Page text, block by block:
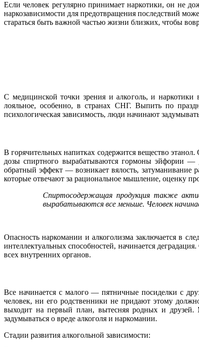
Если человек регулярно принимает наркотики, он не
наркозависимости для предотвращения последствий
стараться быть важной частью жизни близких, чтобы
С медицинской точки зрения и алкоголь, и
лояльное, особенно, в странах СНГ. Выпить по
психологическая зависимость, люди начинают
В горячительных напитках содержится вещество
дозы спиртного вырабатываются гормоны эйфории —
обратный эффект — возникает вялость, затуманивание
которые отвечают за рациональное мышление, оценку
Спиртосодержащая продукция также
вырабатываются все меньше. Человек
Опасность наркомании и алкоголизма заключается в
интеллектуальных способностей, начинается
всех внутренних органов.
Все начинается с малого — пятничные посиделки с
человек, ни его родственники не придают этому
выходит на первый план, вытесняя родных и
задумываться о вреде алкоголя и наркомании.
Стадии развития алкогольной зависимости: